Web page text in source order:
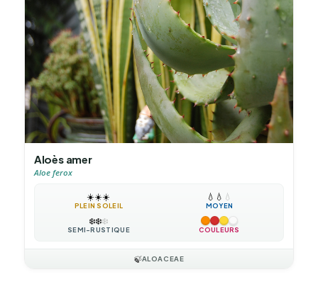
Aloès amer
Aloe ferox
☀️☀️☀️
PLEIN SOLEIL
💧 💧 💧
MOYEN
❄️❄️❄️
SEMI-RUSTIQUE COULEURS
🍃ALOACEAE